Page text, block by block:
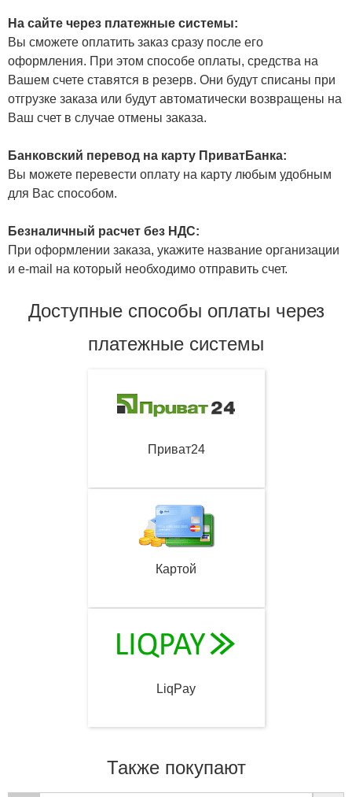
На сайте через платежные системы:
Вы сможете оплатить заказ сразу после его
оформления. При этом способе оплаты, средства на
Вашем счете ставятся в резерв. Они будут списаны при
отгрузке заказа или будут автоматически возвращены на
Ваш счет в случае отмены заказа.
Банковский перевод на карту ПриватБанка:
Вы можете перевести оплату на карту любым удобным
для Вас способом.
Безналичный расчет без НДС:
При оформлении заказа, укажите название организации
и e-mail на который необходимо отправить счет.
Доступные способы оплаты через
платежные системы
Приват24
Картой
LiqPay
Также покупают